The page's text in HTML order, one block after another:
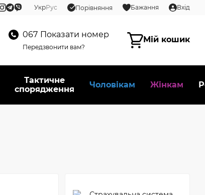
УкрРус Порівняння Бажання Вхід
067 Показати номер
Передзвонити вам?
Мій кошик
Тактичне
спорядження
Чоловікам Жінкам